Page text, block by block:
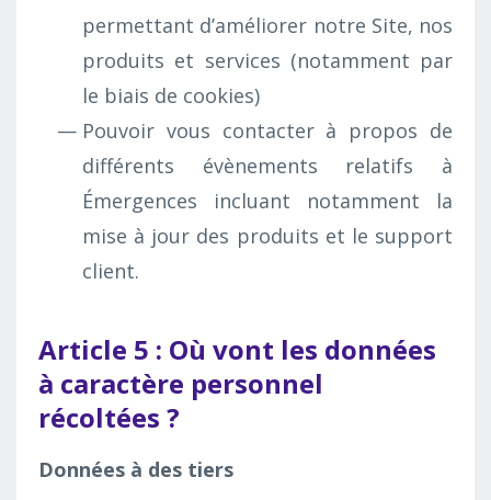
permettant d’améliorer notre Site, nos
produits et services (notamment par
le biais de cookies)
Pouvoir vous contacter à propos de
différents évènements relatifs à
Émergences incluant notamment la
mise à jour des produits et le support
client.
Article 5 : Où vont les données
à caractère personnel
récoltées ?
Données à des tiers